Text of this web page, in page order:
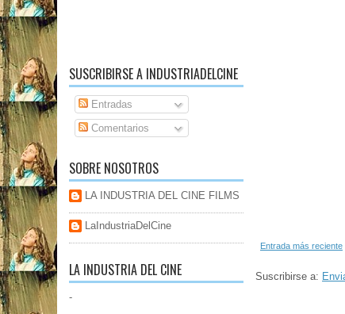
SUSCRIBIRSE A INDUSTRIADELCINE
Entradas
Comentarios
SOBRE NOSOTROS
LA INDUSTRIA DEL CINE FILMS
LaIndustriaDelCine
LA INDUSTRIA DEL CINE
-
Entrada más reciente
Suscribirse a: